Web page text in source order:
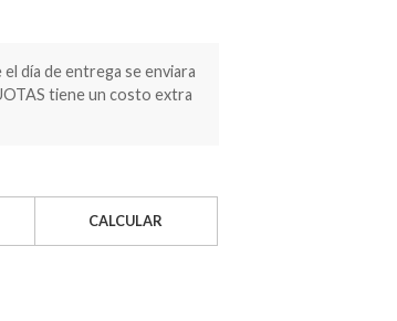
día de entrega se enviara
tiene un costo extra
CALCULAR